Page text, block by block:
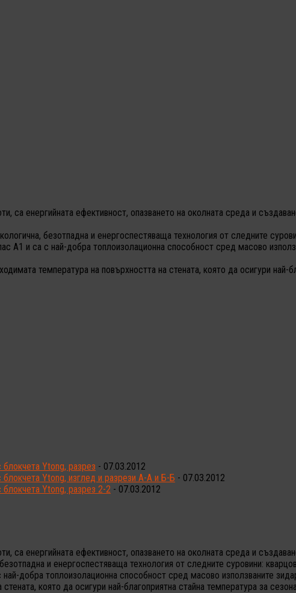
са енергийната ефективност, опазването на околната среда и
безотпадна и енергоспестяваща технология от следните
А1 и са с най-добра топлоизолационна способност сред масово
температура на повърхността на стената, която да осигури най-
Ytong, разрез - 07.03.2012
Ytong, изглед и разрези А-А и Б-Б - 07.03.2012
Ytong, разрез 2-2 - 07.03.2012
са енергийната ефективност, опазването на околната среда и
и енергоспестяваща технология от следните суровини:
добра топлоизолационна способност сред масово използваните
която да осигури най-благоприятна стайна температура за